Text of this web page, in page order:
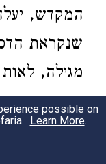
המקדש,
שנקראת
מגילה,
הפורים(עי׳
כל מקום
possible on
Learn More.